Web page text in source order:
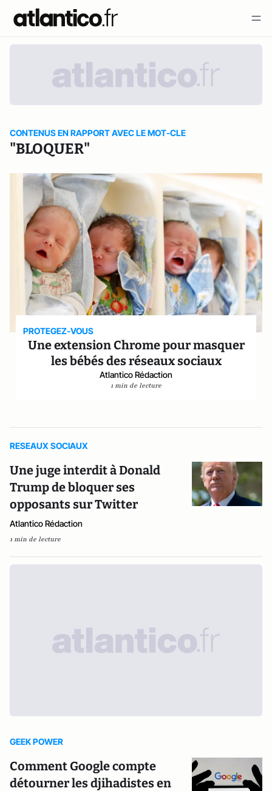
CONTENUS EN RAPPORT AVEC LE MOT-CLE
"BLOQUER"
PROTEGEZ-VOUS
Une extension Chrome pour masquer
les bébés des réseaux sociaux
Atlantico Rédaction
1 min de lecture
RESEAUX SOCIAUX
Une juge interdit à Donald
Trump de bloquer ses
opposants sur Twitter
Atlantico Rédaction
1 min de lecture
GEEK POWER
Comment Google compte
détourner les djihadistes en